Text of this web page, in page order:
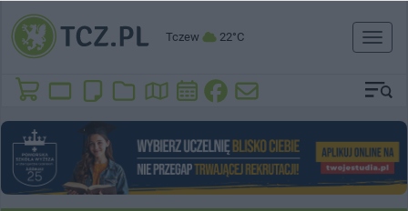
Tczew 22°C
Toggle